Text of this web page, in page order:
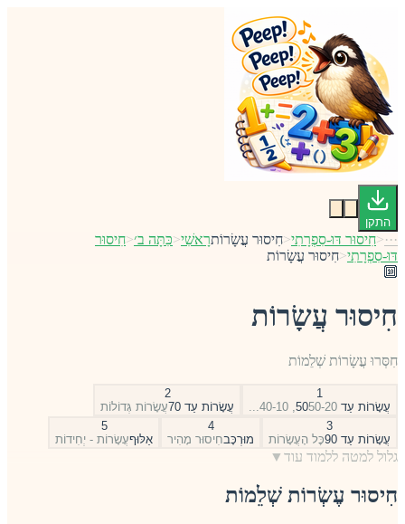
התקן
···
<חִיסוּר דּוּ-סִפְרָתִי<חִיסוּר עֲשָׂרוֹתרָאשִׁי<כִּתָּה ב׳<חִיסוּר
דּוּ-סִפְרָתִי<חִיסוּר עֲשָׂרוֹת
🔟
חִיסוּר עֲשָׂרוֹת
חִסְּרוּ עֲשָׂרוֹת שְׁלֵמוֹת
1
עֲשָׂרוֹת עַד 50 50-20, 40-10...
2
עֲשָׂרוֹת עַד 70
עֲשָׂרוֹת גְּדוֹלוֹת
3
עֲשָׂרוֹת עַד 90
כׇּל הָעֲשָׂרוֹת
4
מוּרְכָּבחִיסוּר מָהִיר
5
אַלּוּףעֲשָׂרוֹת - יְחִידוֹת
גלול למטה ללמוד עוד ▼
חִיסוּר עֶשְׂרוֹת שְׁלֵמוֹת